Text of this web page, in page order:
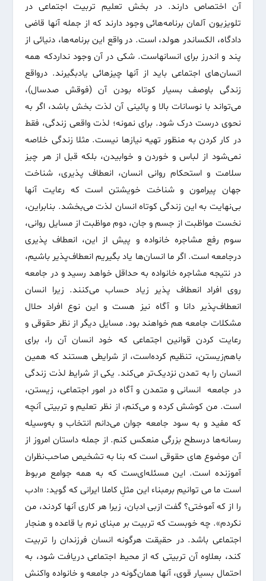
آن اختصاص دارند. در بخش تعلیم تربیت اجتماعی در
تلویزیون آلمان برنامه‌هائی وجود دارند که از جمله آنها قاضی
دادگاه، الکساندر هولد، است. در واقع این برنامه‌ها، دنیائی از
پند و اندرز برای انسانهاست. شکی در آن وجود نداردکه همه
انسان‌های اجتماعی باید از آنها چیزهائی یادبگیرند. درواقع
زندگی باوصف بسیار کوتاه بودن آن (فوقش صدسال)،
می‌تواند با نوسانات بالا و پائینی آن لذت بخش باشد، اگر به
نحوی درست درک شود. برای نمونه؛ لذت واقعی زندگی، فقط
در کار کردن به منظور تهیه نیازها نیست. مثلا زندگی خلاصه
نمی‌شود از لباس و خوردن و خوابیدن، بلکه قبل از هر چیز
سلامت و استحکام روانی انسان، انعطاف پذیری، شناخت
جهان پیرامون و شناخت خویشتن است که رعایت آنها
بی‌نهایت به این زندگی کوتاه انسان لذت می‌بخشد. بنابراین،
نخست مواظبت از جسم و جان، دوم مواظبت از مسایل روانی،
سوم رفع مشاجره خانواده و پیش از این، انعطاف پذیری
درجامعه است. اگر ما انسان‌ها یاد بگیریم انعطاف‌پذیر باشیم،
در نتیجه مشاجره خانواده به حد‌اقل خواهد رسید و در جامعه
روی افراد انعطاف پذیر زیاد حساب می‌کنند. زیرا انسان
انعطاف‌پذیر دانا و آگاه نیز هست و این نوع افراد حلال
مشکلات جامعه هم خواهند بود. مسایل دیگر از نظر حقوقی و
رعایت کردن قوانین اجتماعی که خود انسان آن را، برای
باهم‌زیستن، تنظیم کرده‌است، از شرایطی هستند که همین
انسان را به تمدن نزدیک‌تر می‌کند. یکی از شرایط لذت زندگی
در جامعه انسانی و متمدن و آگاه در امور اجتماعی، زیستن،
است. من کوشش کرده و می‌کنم، از نظر تعلیم و تربیتی آنچه
که مفید و به سود جامعه جوان می‌دانم انتخاب و به‌وسیله
رسانه‌ها درسطح بزرگی منعکس کنم. از جمله داستان امروز از
آن موضوع های حقوقی است که بنا به تشخیص صاحب‌نظران
آموزنده است. این مسئله‌ای‌ست که به همه جوامع مربوط
است ما می توانیم برمبناء این مثلِ کاملا ایرانی که گوید: «ادب
را از که آموختی؟ گفت ازبی ادبان، زیرا هر کاری آنها کردند، من
نکردم». چه خوبست که تربیت بر مبنای نرم یا قاعده و هنجار
اجتماعی باشد. در حقیقت هرگونه انسان فرزندان را تربیت
کند، بعلاوه آن تربیتی که از محیط اجتماعی دریافت شود، به
احتمال بسیار قوی، آنها همان‌گونه در جامعه و خانواده واکنش